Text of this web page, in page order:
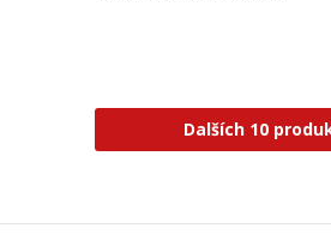
Dalších 10